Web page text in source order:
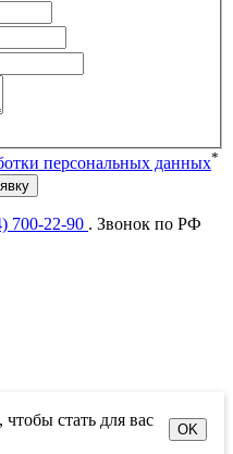
персональных данных*
700-22-90 . Звонок по РФ
, чтобы стать для вас
OK